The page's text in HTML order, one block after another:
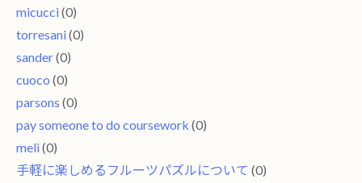
micucci(0)
torresani(0)
sander(0)
cuoco (0)
parsons (0)
pay someone to do coursework (0)
meli(0)
手軽に楽しめるフルーツパズルについて (0)